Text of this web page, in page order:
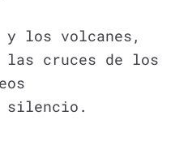
los volcanes,
las cruces de los
silencio.